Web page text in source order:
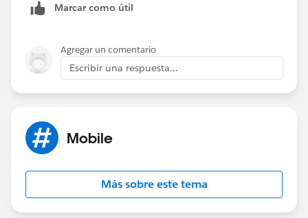
Marcar como útil
Agregar un comentario
Escribir una respuesta...
Mobile
Más sobre este tema